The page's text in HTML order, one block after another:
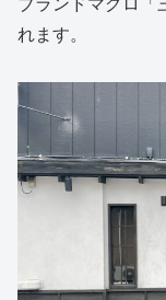
ブランドマグロ「
れます。